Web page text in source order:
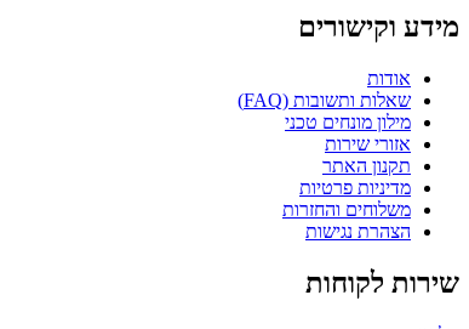
מידע וקישורים
אודות
שאלות ותשובות (FAQ)
מילון מונחים טכני
אזורי שירות
תקנון האתר
מדיניות פרטיות
משלוחים והחזרות
הצהרת נגישות
שירות לקוחות